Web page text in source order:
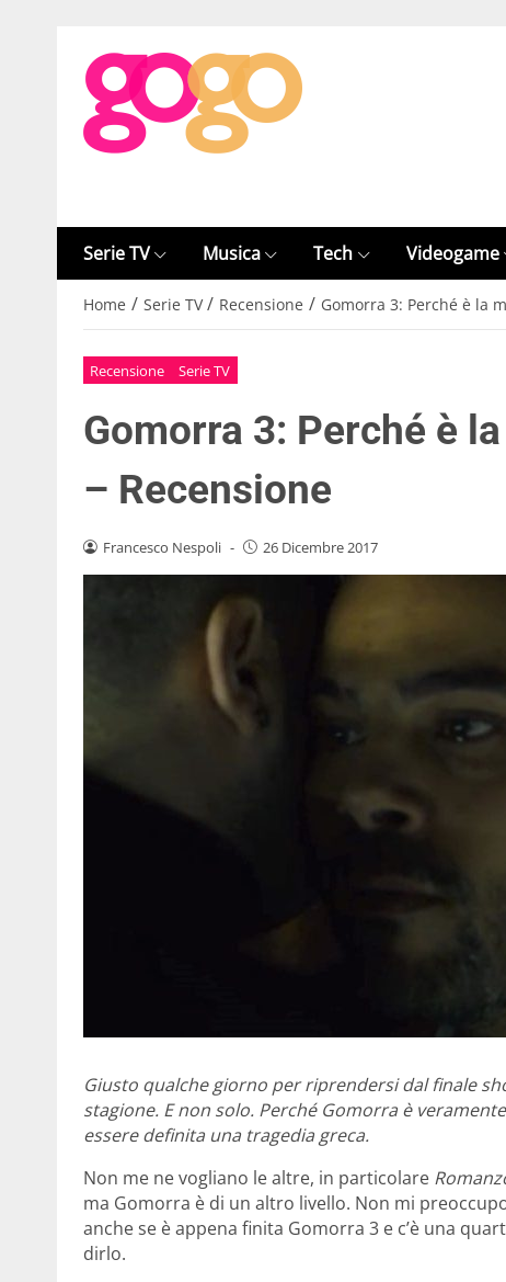
Serie TV Musica Tech Videogame
Home / Serie TV / Recensione / Gomorra 3: Perché è la
Recensione Serie TV
Gomorra 3: Perché è
– Recensione
Francesco Nespoli - 26 Dicembre 2017
Giusto qualche giorno per riprendersi dal finale
stagione. E non solo. Perché Gomorra è
essere definita una tragedia greca.
Non me ne vogliano le altre, in particolare
ma Gomorra è di un altro livello. Non mi
anche se è appena finita Gomorra 3 e c’è una
dirlo.